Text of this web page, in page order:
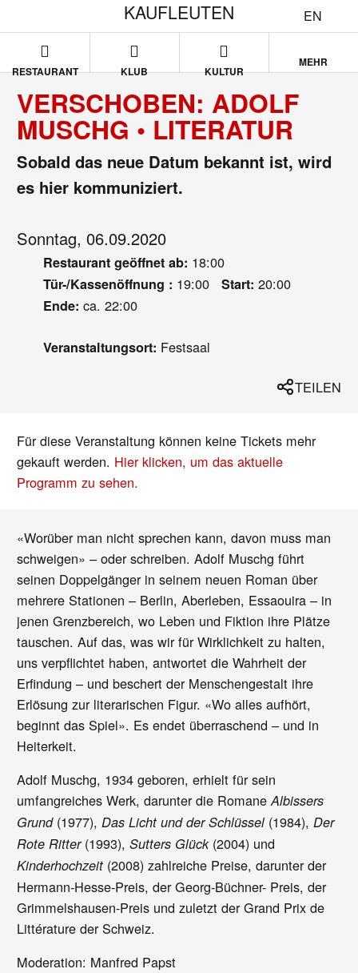
EN
KAUFLEUTEN
RESTAURANT KLUB KULTUR
MEHR
VERSCHOBEN: ADOLF
MUSCHG • LITERATUR
Sobald das neue Datum bekannt ist, wird
es hier kommuniziert.
Sonntag, 06.09.2020
Restaurant geöffnet ab: 18:00
Tür-/Kassenöffnung : 19:00 Start: 20:00
Ende: ca. 22:00
Veranstaltungsort: Festsaal
TEILEN
Für diese Veranstaltung können keine Tickets mehr
gekauft werden. Hier klicken, um das aktuelle
Programm zu sehen.
«Worüber man nicht sprechen kann, davon muss man
schweigen» – oder schreiben. Adolf Muschg führt
seinen Doppelgänger in seinem neuen Roman über
mehrere Stationen – Berlin, Aberleben, Essaouira – in
jenen Grenzbereich, wo Leben und Fiktion ihre Plätze
tauschen. Auf das, was wir für Wirklichkeit zu halten,
uns verpflichtet haben, antwortet die Wahrheit der
Erfindung – und beschert der Menschengestalt ihre
Erlösung zur literarischen Figur. «Wo alles aufhört,
beginnt das Spiel». Es endet überraschend – und in
Heiterkeit.
Adolf Muschg, 1934 geboren, erhielt für sein
umfangreiches Werk, darunter die RomaneAlbissers
Grund(1977),Das Licht und der Schlüssel (1984),Der
Rote Ritter(1993),Sutters Glück(2004) und
Kinderhochzeit (2008) zahlreiche Preise, darunter der
Hermann-Hesse-Preis, der Georg-Büchner- Preis, der
Grimmelshausen-Preis und zuletzt der Grand Prix de
Littérature der Schweiz.
Moderation: Manfred Papst